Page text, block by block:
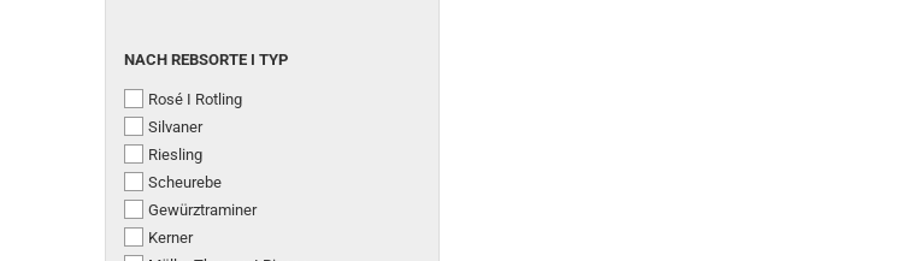
NACH REBSORTE I TYP
Rosé I Rotling
Silvaner
Riesling
Scheurebe
Gewürztraminer
Kerner